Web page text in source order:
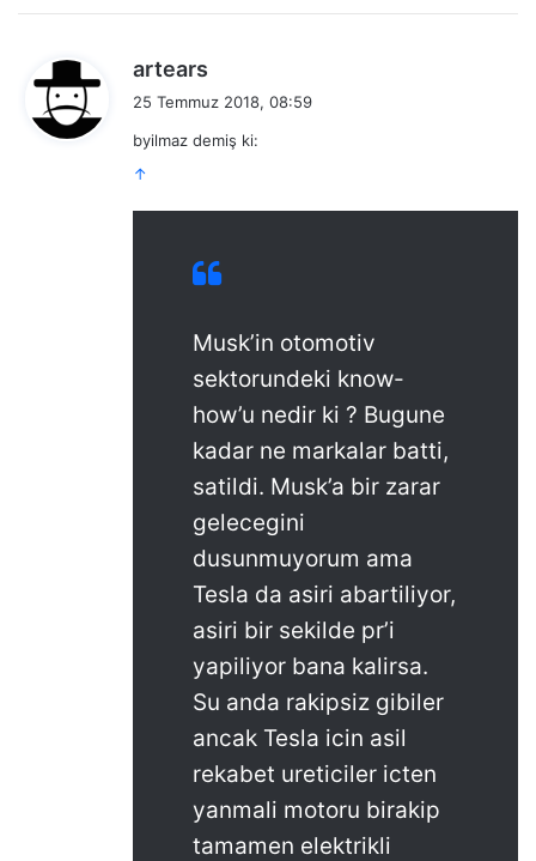
artears
i
25 Temmuz 2018, 08:59
byilmaz demiş ki:
↑
Musk’in otomotiv
sektorundeki know-
how’u nedir ki ? Bugune
kadar ne markalar batti,
satildi. Musk’a bir zarar
gelecegini
dusunmuyorum ama
Tesla da asiri abartiliyor,
asiri bir sekilde pr’i
yapiliyor bana kalirsa.
Su anda rakipsiz gibiler
ancak Tesla icin asil
rekabet ureticiler icten
yanmali motoru birakip
tamamen elektrikli